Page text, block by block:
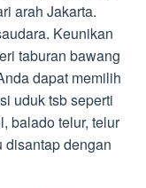
arah Jakarta.
Keunikan
taburan bawang
dapat memilih
uduk tsb seperti
balado telur, telur
disantap dengan